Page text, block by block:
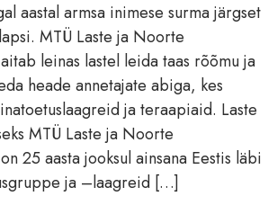
aastal armsa inimese surma järgset
MTÜ Laste ja Noorte
leinas lastel leida taas rõõmu ja
heade annetajate abiga, kes
ja teraapiaid. Laste
MTÜ Laste ja Noorte
25 aasta jooksul ainsana Eestis läbi
ja –laagreid […]